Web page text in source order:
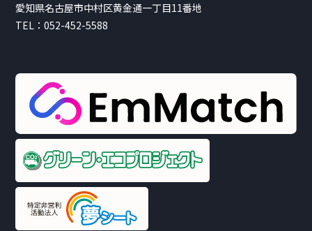
愛知県名古屋市中村区黄金通一丁目11番地
TEL：052-452-5588